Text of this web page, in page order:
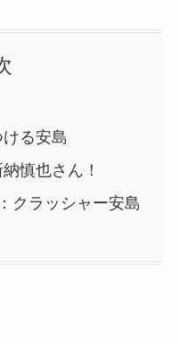
る安島
慎也さん！
クラッシャー安島